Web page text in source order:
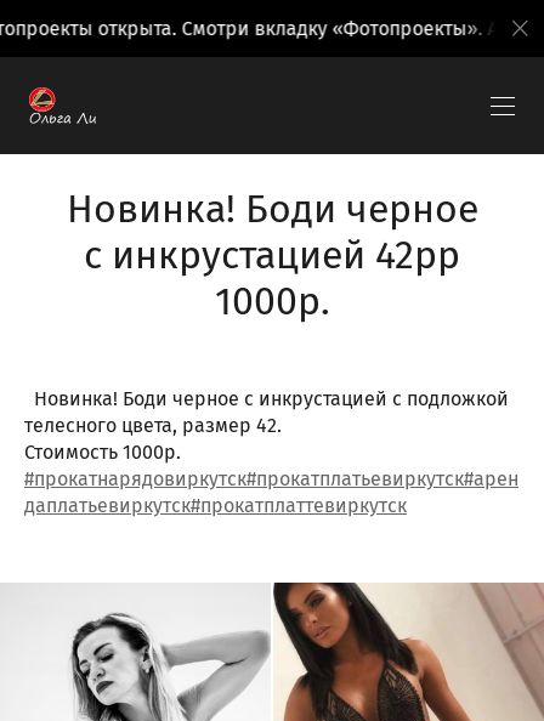
открыта. Смотри вкладку «Фотопроекты».
Новинка! Боди черное
с инкрустацией 42рр
1000р.
Новинка! Боди черное с инкрустацией с подложкой
телесного цвета, размер 42.
Стоимость 1000р.
#прокатнарядовиркутск#прокатплатьевиркутск#арен
даплатьевиркутск#прокатплаттевиркутск